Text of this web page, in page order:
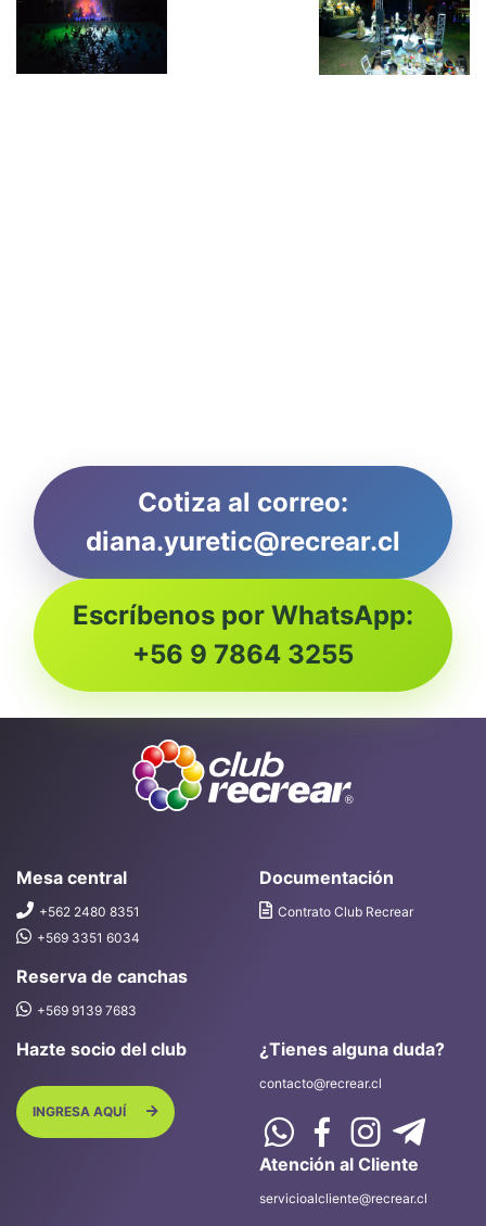
Cotiza al correo:
diana.yuretic@recrear.cl
Escríbenos por WhatsApp:
+56 9 7864 3255
Mesa central
+562 2480 8351
+569 3351 6034
Reserva de canchas
+569 9139 7683
Documentación
Contrato Club Recrear
Hazte socio del club
INGRESA AQUÍ
¿Tienes alguna duda?
contacto@recrear.cl
Atención al Cliente
servicioalcliente@recrear.cl